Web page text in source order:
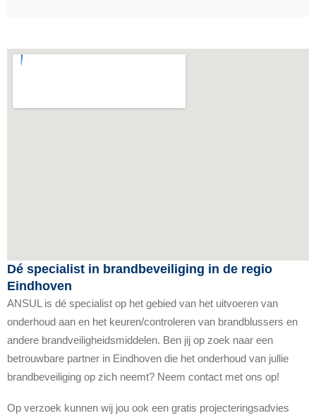
Dé specialist in brandbeveiliging in de regio
Eindhoven
ANSUL is dé specialist op het gebied van het uitvoeren van
onderhoud aan en het keuren/controleren van brandblussers en
andere brandveiligheidsmiddelen. Ben jij op zoek naar een
betrouwbare partner in Eindhoven die het onderhoud van jullie
brandbeveiliging op zich neemt? Neem contact met ons op!
Op verzoek kunnen wij jou ook een gratis projecteringsadvies